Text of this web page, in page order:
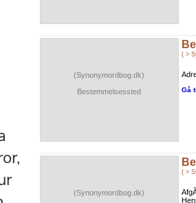
(Synonymordbog.dk)
Bestemmelsessted
( >
Gå
(Synonymordbog.dk)
( >